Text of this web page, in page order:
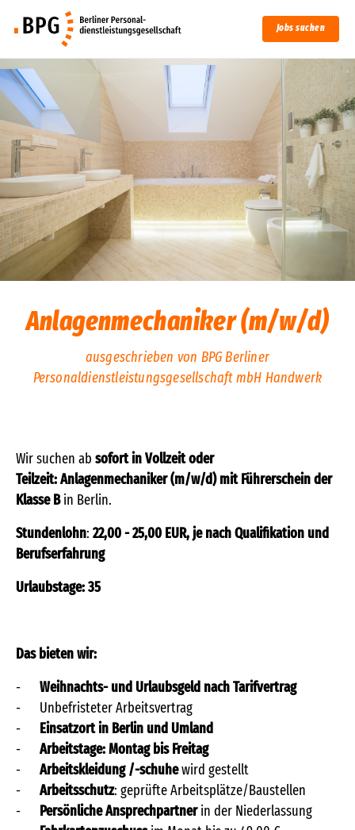
Jobs suchen
Anlagenmechaniker (m/w/d)
ausgeschrieben von BPG Berliner
Personaldienstleistungsgesellschaft mbH Handwerk
Wir suchen ab sofort in Vollzeit oder
Teilzeit:Anlagenmechaniker (m/w/d) mit Führerschein der
Klasse Bin Berlin.
Stundenlohn: 22,00 - 25,00 EUR, je nach Qualifikation und
Berufserfahrung
Urlaubstage: 35
Das bieten wir:
Weihnachts- und Urlaubsgeld nach Tarifvertrag
Unbefristeter Arbeitsvertrag
Einsatzort in Berlin und Umland
Arbeitstage: Montag bis Freitag
Arbeitskleidung /-schuhewird gestellt
Arbeitsschutz: geprüfte Arbeitsplätze/Baustellen
Persönliche Ansprechpartnerin der Niederlassung